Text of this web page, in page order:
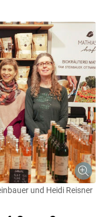
und Heidi Reisner